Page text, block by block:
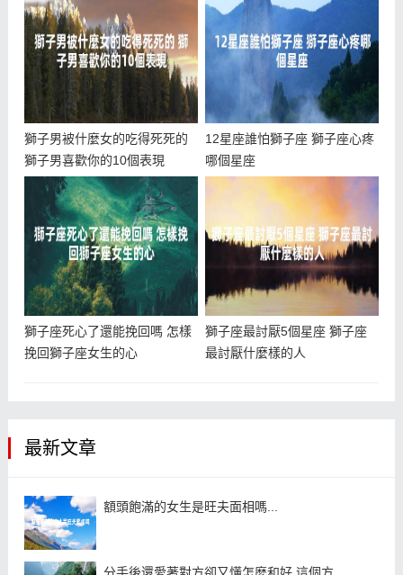
獅子男被什麼女的吃得死死的
獅子男喜歡你的10個表現
12星座誰怕獅子座 獅子座心疼
哪個星座
獅子座死心了還能挽回嗎 怎樣
挽回獅子座女生的心
獅子座最討厭5個星座 獅子座
最討厭什麼樣的人
最新文章
額頭飽滿的女生是旺夫面相嗎...